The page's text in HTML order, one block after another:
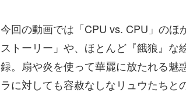
今回の動画では「CPU vs. CPU」のほ
ストーリー」や、ほとんど『餓狼』な
録。扇や炎を使って華麗に放たれる魅
ラに対しても容赦なしなリュウたちと